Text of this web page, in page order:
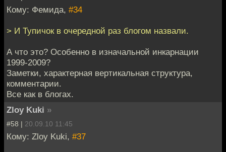
Кому: Фемида, #34
> И Тупичок в очередной раз блогом назвали.
А что это? Особенно в изначальной инкарнации
1999-2009?
Заметки, характерная вертикальная структура,
комментарии.
Все как в блогах.
Zloy Kuki »
#58 | 20.09.10 11:45
Кому: Zloy Kuki, #37